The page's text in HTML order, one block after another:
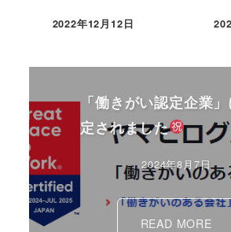
2022年12月12日
「働きがい認定企業
定されました
2024年8月7日
READ MORE